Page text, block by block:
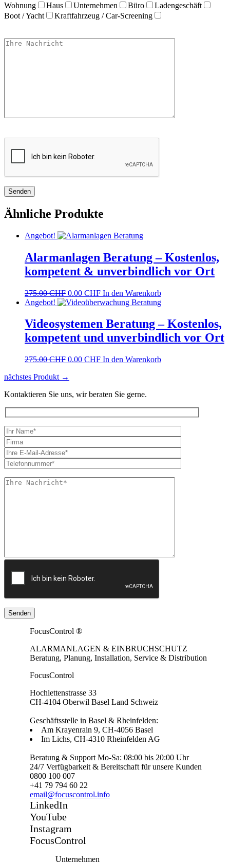
Wohnung Haus Unternehmen Büro
Ladengeschäft
Boot / Yacht
Kraftfahrzeug / Car-Screening
Ähnliche Produkte
Angebot!
Alarmanlagen Beratung – Kostenlos,
kompetent & unverbindlich vor Ort
275.00CHF Ursprünglicher
Preis
275.00 CHF
0.00 CHFAktueller
Preis
0.00 CHF.
In den Warenkorb
Angebot!
Videosystemen Beratung – Kostenlos,
kompetent und unverbindlich vor Ort
275.00CHF Ursprünglicher
war:
0.00 CHFAktueller
In den Warenkorb
nächstes Produkt →
Kontaktieren Sie uns, wir beraten Sie gerne.
FocusControl ®
ALARMANLAGEN & EINBRUCHSCHUTZ
Beratung, Planung, Installation, Service & Distribution
FocusControl
Hochlettenstrasse 33
CH-4104 Oberwil Basel Land Schweiz
Geschäftsstelle in Basel & Rheinfelden:
Am Krayenrain 9, CH-4056 Basel
Im Lichs, CH-4310 Rheinfelden AG
Beratung & Support Mo-Sa: 08:00 bis 20:00 Uhr
24/7 Verfügbarkeit & Bereitschaft für unsere Kunden
0800 100 007
+41 79 794 60 22
email@focuscontrol.info
LinkedIn
YouTube
Instagram
FocusControl
Unternehmen